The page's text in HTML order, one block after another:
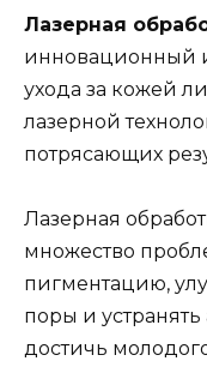
Лазерная
инновационный
ухода за кожей
лазерной
потрясающих
Лазерная
множество
пигментацию,
поры и устранять
достичь